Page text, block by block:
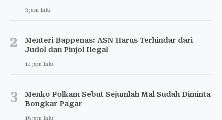
3 jam lalu
2
Menteri Bappenas: ASN Harus Terhindar dari
Judol dan Pinjol Ilegal
14 jam lalu
3
Menko Polkam Sebut Sejumlah Mal Sudah Diminta
Bongkar Pagar
15 jam lalu